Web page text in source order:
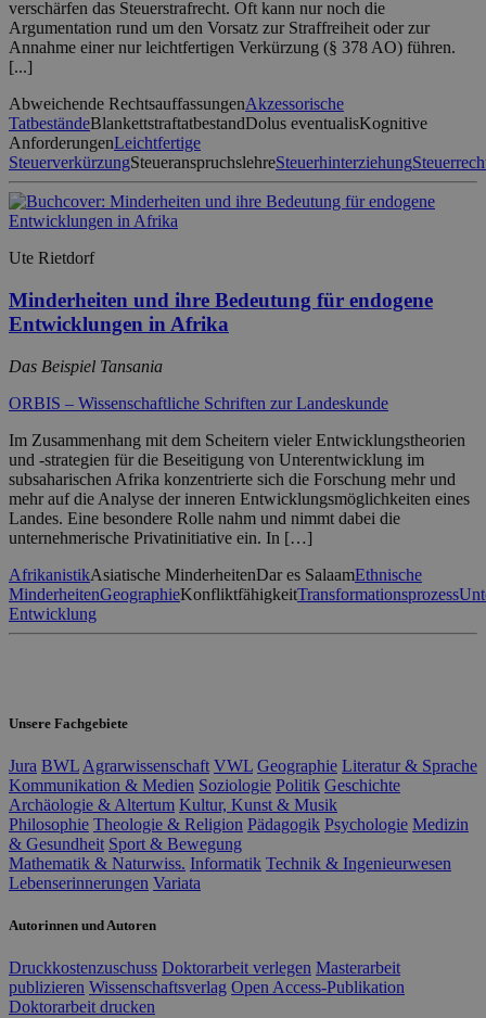
verschärfen das Steuerstrafrecht. Oft kann nur noch die
Argumentation rund um den Vorsatz zur Straffreiheit oder zur
Annahme einer nur leichtfertigen Verkürzung (§ 378 AO) führen.
[...]
Abweichende RechtsauffassungenAkzessorische
TatbeständeBlankettstraftatbestandDolus eventualisKognitive
AnforderungenLeichtfertige
SteuerverkürzungSteueranspruchslehreSteuerhinterziehung
Ute Rietdorf
Minderheiten und ihre Bedeutung für endogene
Entwicklungen in Afrika
Das Beispiel Tansania
ORBIS – Wissenschaftliche Schriften zur Landeskunde
Im Zusammenhang mit dem Scheitern vieler Entwicklungstheorien
und -strategien für die Beseitigung von Unterentwicklung im
subsaharischen Afrika konzentrierte sich die Forschung mehr und
mehr auf die Analyse der inneren Entwicklungsmöglichkeiten eines
Landes. Eine besondere Rolle nahm und nimmt dabei die
unternehmerische Privatinitiative ein. In […]
AfrikanistikAsiatische MinderheitenDar es SalaamEthnische
MinderheitenGeographieKonfliktfähigkeitTransformationsprozess
Entwicklung
Unsere Fachgebiete
Jura BWL Agrarwissenschaft VWL Geographie Literatur & Sprache
Kommunikation & Medien Soziologie Politik Geschichte
Archäologie & Altertum Kultur, Kunst & Musik
Philosophie Theologie & Religion Pädagogik Psychologie Medizin
& Gesundheit Sport & Bewegung
Mathematik & Naturwiss. Informatik Technik & Ingenieurwesen
Lebenserinnerungen Variata
Autorinnen und Autoren
Druckkostenzuschuss Doktorarbeit verlegen Masterarbeit
publizieren Wissenschaftsverlag Open Access-Publikation
Doktorarbeit drucken